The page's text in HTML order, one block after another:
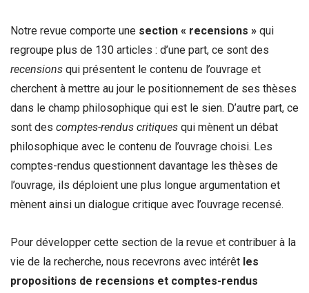
Notre revue comporte une section « recensions » qui
regroupe plus de 130 articles : d’une part, ce sont des
recensions qui présentent le contenu de l’ouvrage et
cherchent à mettre au jour le positionnement de ses thèses
dans le champ philosophique qui est le sien. D’autre part, ce
sont des comptes-rendus critiques qui mènent un débat
philosophique avec le contenu de l’ouvrage choisi. Les
comptes-rendus questionnent davantage les thèses de
l’ouvrage, ils déploient une plus longue argumentation et
mènent ainsi un dialogue critique avec l’ouvrage recensé.
Pour développer cette section de la revue et contribuer à la
vie de la recherche, nous recevrons avec intérêt les
propositions de recensions et comptes-rendus